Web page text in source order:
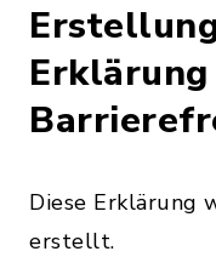
Diese Erklärung
erstellt.